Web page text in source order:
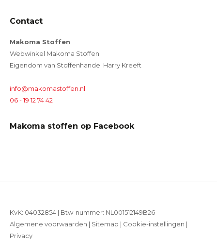
Contact
Makoma Stoffen
Webwinkel Makoma Stoffen
Eigendom van Stoffenhandel Harry Kreeft
info@makomastoffen.nl
06 - 19 12 74 42
Makoma stoffen op Facebook
KvK: 04032854 | Btw-nummer: NL001512149B26
Algemene voorwaarden | Sitemap | Cookie-instellingen |
Privacy